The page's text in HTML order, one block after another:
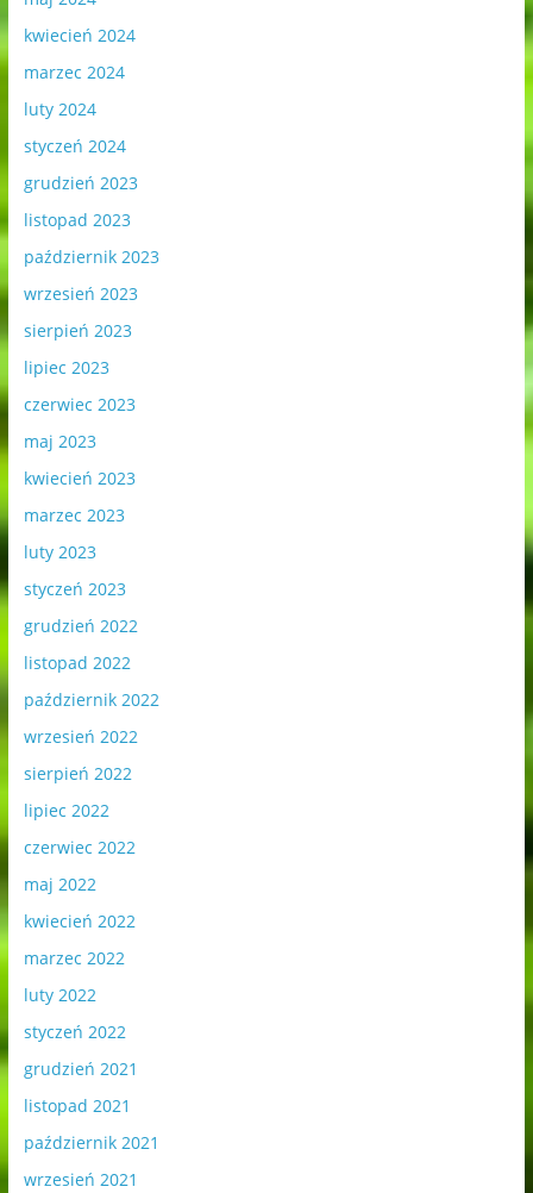
kwiecień 2024
marzec 2024
luty 2024
styczeń 2024
grudzień 2023
listopad 2023
październik 2023
wrzesień 2023
sierpień 2023
lipiec 2023
czerwiec 2023
maj 2023
kwiecień 2023
marzec 2023
luty 2023
styczeń 2023
grudzień 2022
listopad 2022
październik 2022
wrzesień 2022
sierpień 2022
lipiec 2022
czerwiec 2022
maj 2022
kwiecień 2022
marzec 2022
luty 2022
styczeń 2022
grudzień 2021
listopad 2021
październik 2021
wrzesień 2021